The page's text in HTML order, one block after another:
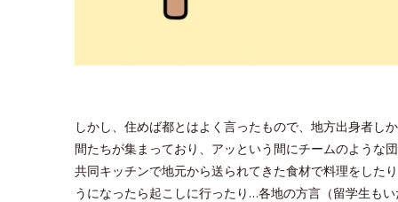
しかし、住めば都とはよく言ったもので、地方出身者し
間たちが集まっており、アッという間にチームのような
共同キッチンで地元から送られてきた食材で料理をした
うになったら起こしに行ったり…各地の方言（留学生も